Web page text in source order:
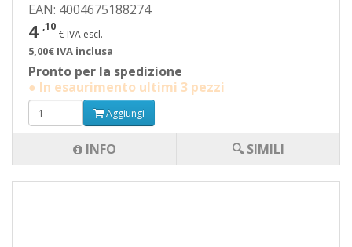
EAN: 4004675188274
4 ,10
€ IVA escl.
5,00€ IVA inclusa
Pronto per la spedizione
● In esaurimento ultimi 3 pezzi
Aggiungi
INFO 🔍 SIMILI